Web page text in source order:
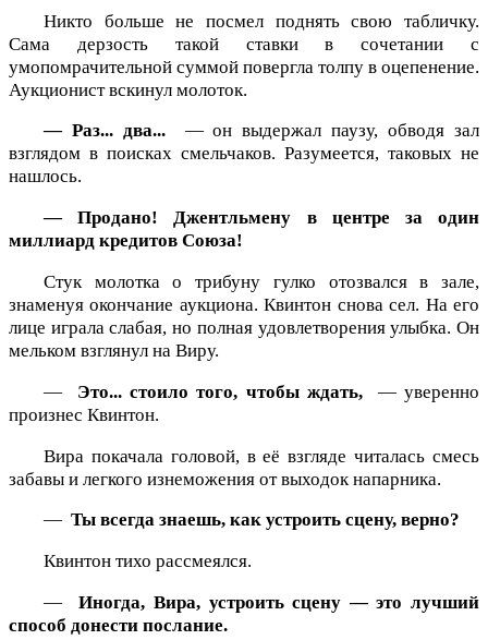
Никто больше не посмел поднять свою табличку.
Сама дерзость такой ставки в сочетании с
умопомрачительной суммой повергла толпу в оцепенение.
Аукционист вскинул молоток.
— Раз... два...
— он выдержал паузу, обводя зал
взглядом в поисках смельчаков. Разумеется, таковых не
нашлось.
— Продано! Джентльмену в центре за один
миллиард кредитов Союза!
Стук молотка о трибуну гулко отозвался в зале,
знаменуя окончание аукциона. Квинтон снова сел. На его
лице играла слабая, но полная удовлетворения улыбка. Он
мельком взглянул на Виру.
— Это... стоило того, чтобы ждать,
— уверенно
произнес Квинтон.
Вира покачала головой, в её взгляде читалась смесь
забавы и легкого изнеможения от выходок напарника.
— Ты всегда знаешь, как устроить сцену, верно?
Квинтон тихо рассмеялся.
—Иногда, Вира, устроить сцену — это лучший
способ донести послание.